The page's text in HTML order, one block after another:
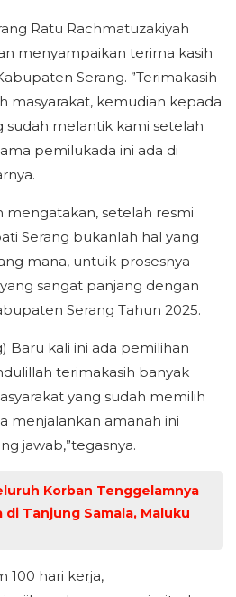
Ratu Rachmatuzakiyah
menyampaikan terima kasih
Serang. ”Terimakasih
masyarakat, kemudian kepada
sudah melantik kami setelah
pemilukada ini ada di
mengatakan, setelah resmi
Serang bukanlah hal yang
mana, untuik prosesnya
sangat panjang dengan
Serang Tahun 2025.
Baru kali ini ada pemilihan
terimakasih banyak
yang sudah memilih
menjalankan amanah ini
jawab,”tegasnya.
Korban Tenggelamnya
Tanjung Samala, Maluku
100 hari kerja,